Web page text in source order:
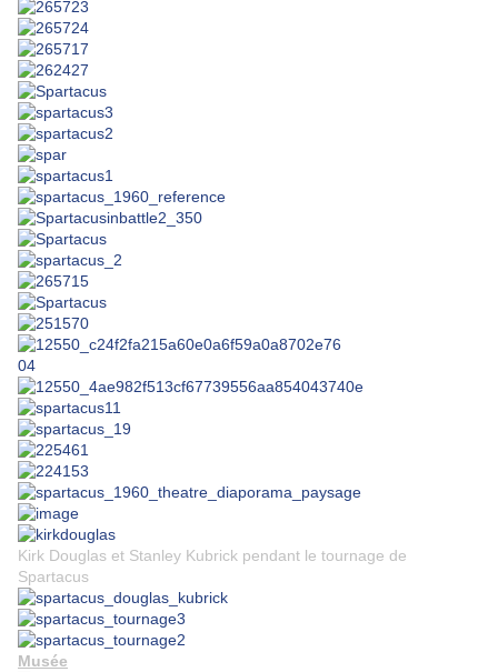
Kirk Douglas et Stanley Kubrick pendant le tournage de
Spartacus
Musée